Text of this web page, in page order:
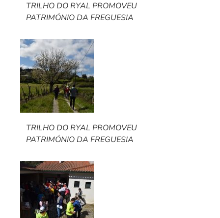
TRILHO DO RYAL PROMOVEU
PATRIMÓNIO DA FREGUESIA
TRILHO DO RYAL PROMOVEU
PATRIMÓNIO DA FREGUESIA